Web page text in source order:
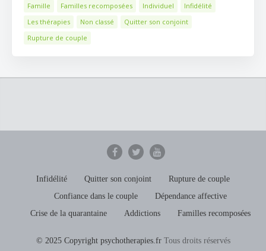
Famille
Familles recomposées Individuel
Infidélité
Les thérapies
Non classé
Quitter son conjoint
Rupture de couple
Infidélité Quitter son conjoint
Rupture de couple
Confiance dans le couple
Dépendance affective
Crise de la quarantaine
Addictions Familles recomposées
© 2025 Copyright psychotherapies.frTous droits réservés